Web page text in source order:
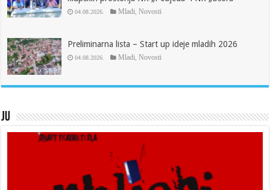
04.08.2026. Mladi Novosti
Preliminarna lista – Start up ideje mladih 2026
04.08.2026. Mladi Novosti
JU